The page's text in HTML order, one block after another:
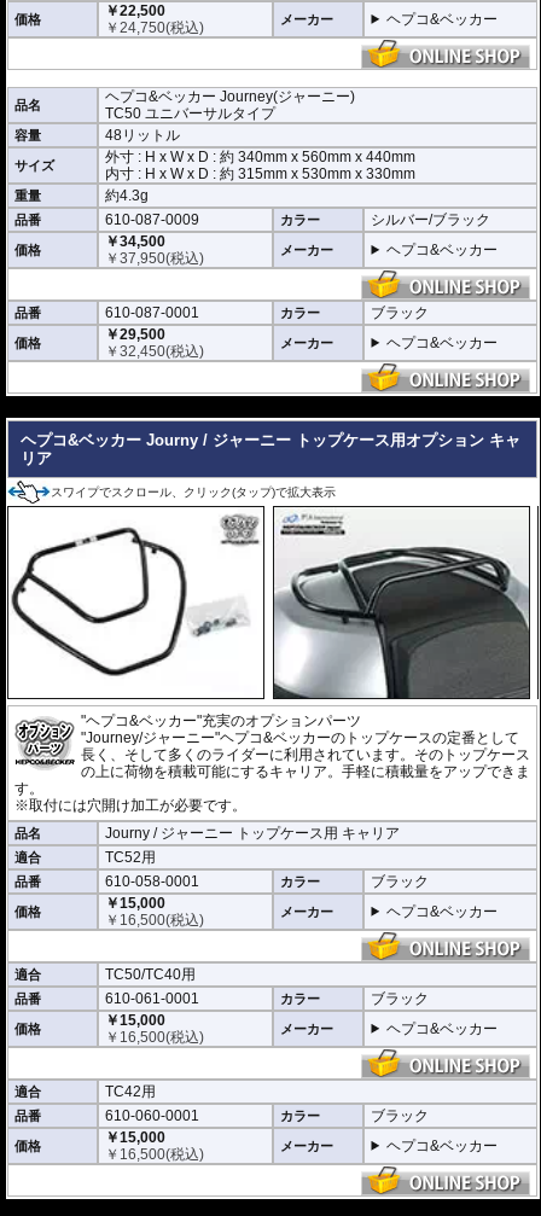
価格
￥22,500
￥24,750(税込) メーカー ヘプコ&ベッカー
品名
ヘプコ&ベッカー Journey(ジャーニー)
TC50 ユニバーサルタイプ
容量 48リットル
サイズ 外寸 : H x W x D : 約340mm x560mm x440mm
内寸 : H x W x D : 約 315mm x 530mm x 330mm
重量 約4.3g
品番 610-087-0009 カラー シルバー/ブラック
価格
￥34,500
￥37,950(税込) メーカー ヘプコ&ベッカー
品番 610-087-0001 カラー ブラック
価格
￥29,500
￥32,450(税込) メーカー ヘプコ&ベッカー
ヘプコ&ベッカー Journy / ジャーニー トップケース用オプション キャ
リア
スワイプでスクロール、クリック(タップ)で拡大表示
"ヘプコ&ベッカー"充実のオプションパーツ
"Journey/ジャーニー"ヘプコ&ベッカーのトップケースの定番として
長く、そして多くのライダーに利用されています。そのトップケース
の上に荷物を積載可能にするキャリア。手軽に積載量をアップできま
す。
※取付には穴開け加工が必要です。
品名 Journy / ジャーニー トップケース用 キャリア
適合 TC52用
品番 610-058-0001 カラー ブラック
価格
￥15,000
￥ 16,500(税込) メーカー ヘプコ&ベッカー
適合 TC50/TC40用
品番 610-061-0001 カラー ブラック
価格
￥15,000
￥ 16,500(税込) メーカー ヘプコ&ベッカー
適合 TC42用
品番 610-060-0001 カラー ブラック
価格
￥15,000
￥ 16,500(税込) メーカー ヘプコ&ベッカー